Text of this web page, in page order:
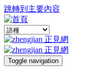
跳轉到主要內容
Toggle navigation